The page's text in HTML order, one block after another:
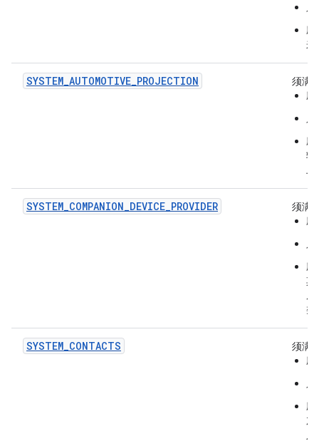
只
应
来
SYSTEM_AUTOMOTIVE_PROJECTION
须满
应
只
应
输
上
SYSTEM_COMPANION_DEVICE_PROVIDER
须满
应
只
应
其
后
类
SYSTEM_CONTACTS
须满
应
只
应
加